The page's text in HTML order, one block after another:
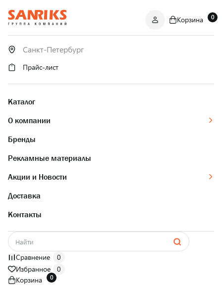
ОПТОМ
И В РОЗНИЦУ
Корзина 0
Прайс-лист
Каталог
О компании
Бренды
Рекламные материалы
Акции и Новости
Доставка
Контакты
Сравнение
0
Избранное
0
Корзина
0